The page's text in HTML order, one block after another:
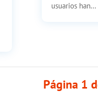
usuarios han...
Página 1